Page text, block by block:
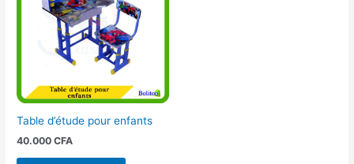
Table d’étude pour enfants
40.000CFA